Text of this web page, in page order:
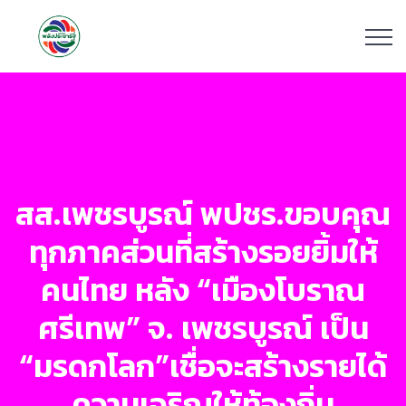
สส.เพชรบูรณ์ พปชร.ขอบคุณ
ทุกภาคส่วนที่สร้างรอยยิ้มให้
คนไทย หลัง “เมืองโบราณ
ศรีเทพ” จ. เพชรบูรณ์ เป็น
“มรดกโลก”เชื่อจะสร้างรายได้